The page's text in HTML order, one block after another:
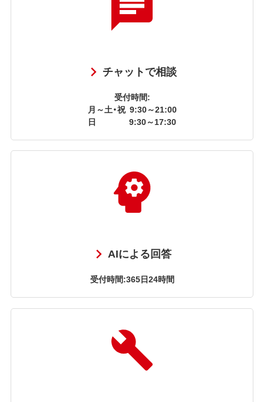
チャットで相談
受付時間:
月～土・祝 9:30～21:00
日
9:30～17:30
AIによる回答
受付時間:365日24時間